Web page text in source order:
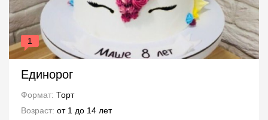
1
Единорог
Формат: Торт
Возраст: от 1 до 14 лет